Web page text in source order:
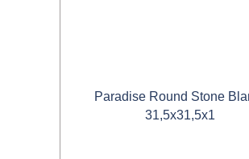
Paradise Round Stone
31,5x31,5x1